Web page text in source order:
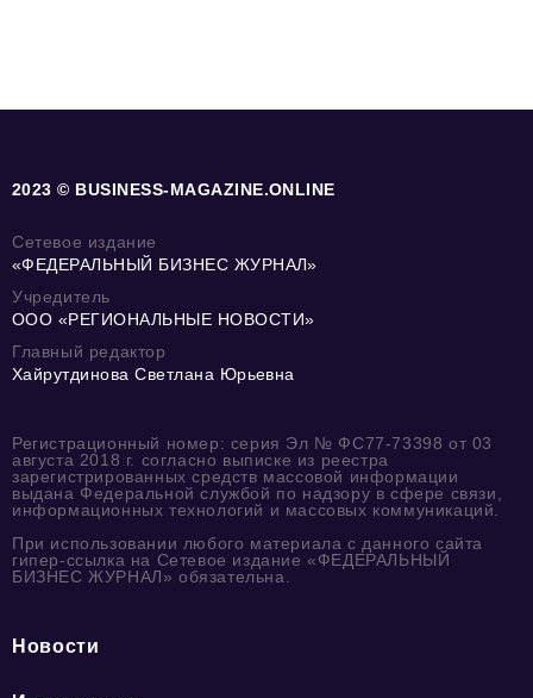
2023 © BUSINESS-MAGAZINE.ONLINE
Сетевое издание
«ФЕДЕРАЛЬНЫЙ БИЗНЕС ЖУРНАЛ»
Учредитель
ООО «РЕГИОНАЛЬНЫЕ НОВОСТИ»
Главный редактор
Хайрутдинова Светлана Юрьевна
Регистрационный номер: серия Эл № ФС77-73398 от 03
августа 2018 г. согласно выписке из реестра
зарегистрированных средств массовой информации
выдана Федеральной службой по надзору в сфере связи,
информационных технологий и массовых коммуникаций.
При использовании любого материала с данного сайта
гипер-ссылка на Сетевое издание «ФЕДЕРАЛЬНЫЙ
БИЗНЕС ЖУРНАЛ» обязательна.
Новости